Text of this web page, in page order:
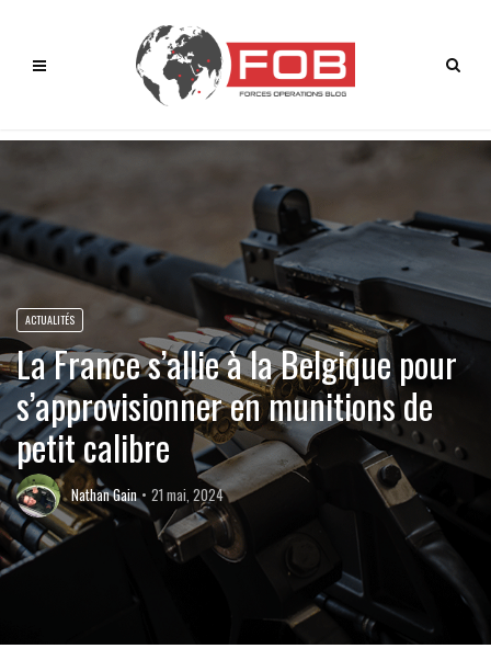
ACTUALITÉS
La France s’allie à la Belgique pour
s’approvisionner en munitions de
petit calibre
Nathan Gain 21 mai, 2024